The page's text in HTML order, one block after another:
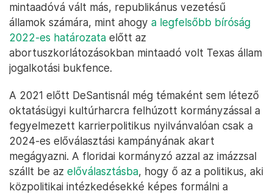
mintaadóvá vált más, republikánus vezetésű
államok számára, mint ahogy a legfelsőbb bíróság
2022-es határozata előtt az
abortuszkorlátozásokban mintaadó volt Texas állam
jogalkotási bukfence.
A 2021 előtt DeSantisnál még témaként sem létező
oktatásügyi kultúrharcra felhúzott kormányzással a
fegyelmezett karrierpolitikus nyilvánvalóan csak a
2024-es előválasztási kampányának akart
megágyazni. A floridai kormányzó azzal az imázzsal
szállt be az előválasztásba, hogy ő az a politikus, aki
közpolitikai intézkedésekké képes formálni a